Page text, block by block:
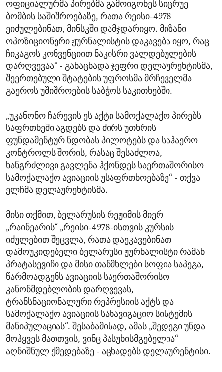
ოფიციალურმა პირებმა გამოიგონეს სიცრუე
ბომბის საშიშროებაზე, რათა რეისი-4978
ეიძულებინათ, მინსკში დამჯდარიყო. მიზანი
ოპოზიციონერი ჟურნალისტის დაკავება იყო, რაც
ჩიკაგოს კონვენციით ნაკისრი ვალდებულების
დარღვევაა“ - განაცხადა ჯეფრი დელაურენტისმა,
შეერთებული შტატების უფროსმა მრჩეველმა
გაეროს უშიშროების საბჭოს საკითხებში.
„უკანონო ჩარევის ეს აქტი სამოქალაქო პირებს
საფრთხეში აგდებს და ძირს უთხრის
ფუნდამენტურ ნდობას პილოტებს და საჰაერო
კონტროლს შორის, რასაც შესაძლოა,
ხანგრძლივი გავლენა ჰქონდეს საერთაშორისო
სამოქალაქო ავიაციის უსაფრთხოებაზე“ - თქვა
ელჩმა დელაურენტისმა.
მისი თქმით, ბელარუსის რეჟიმის მიერ
„რაინეარის“ „რეისი-4978-ისთვის კურსის
იძულებით შეცვლა, რათა დაეკავებინათ
დამოუკიდებელი ბელარუსი ჟურნალისტი რამან
პრატასევიჩი და მისი თანმხლები სოფია საპეგა,
წარმოადგენს ავიაციის საერთაშორისო
კანონმდებლობის დარღვევას,
ტრანსნაციონალური რეპრესიის აქტს და
სამოქალაქო ავიაციის სანავიგაციო სისტემის
მანიპულაციას“. შესაბამისად, ამას „შედეგი უნდა
მოჰყვეს მათთვის, ვინც პასუხისმგებელია“
აღნიშნულ ქმედებაზე - აცხადებს დელაურენტისი.